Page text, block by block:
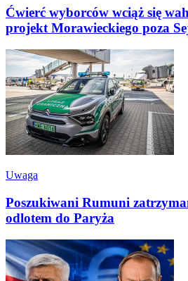
Ćwierć wyborców wciąż się
projekt Morawieckiego poza
Uwaga
Poszukiwani Rumuni
odlotem do Paryża